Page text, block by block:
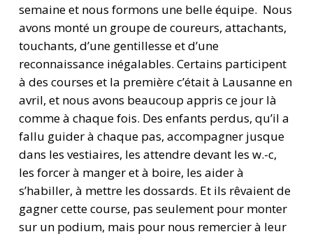
semaine et nous formons une belle équipe. Nous
avons monté un groupe de coureurs, attachants,
touchants, d’une gentillesse et d’une
reconnaissance inégalables. Certains participent
à des courses et la première c’était à Lausanne en
avril, et nous avons beaucoup appris ce jour là
comme à chaque fois. Des enfants perdus, qu’il a
fallu guider à chaque pas, accompagner jusque
dans les vestiaires, les attendre devant les w.-c,
les forcer à manger et à boire, les aider à
s’habiller, à mettre les dossards. Et ils rêvaient de
gagner cette course, pas seulement pour monter
sur un podium, mais pour nous remercier à leur